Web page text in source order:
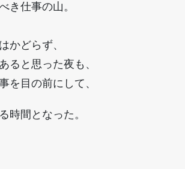
き仕事の山。
かどらず、
ると思った夜も、
を目の前にして、
時間となった。